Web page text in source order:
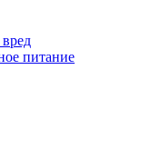
питание